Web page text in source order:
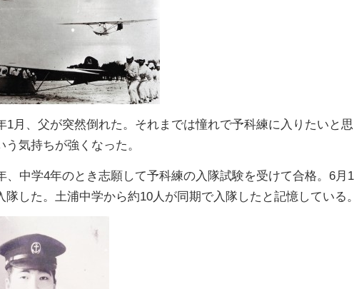
月、父が突然倒れた。それまでは憧れで予科練に入りたいと
う気持ちが強くなった。
中学4年のとき志願して予科練の入隊試験を受けて合格。6
隊した。土浦中学から約10人が同期で入隊したと記憶している。